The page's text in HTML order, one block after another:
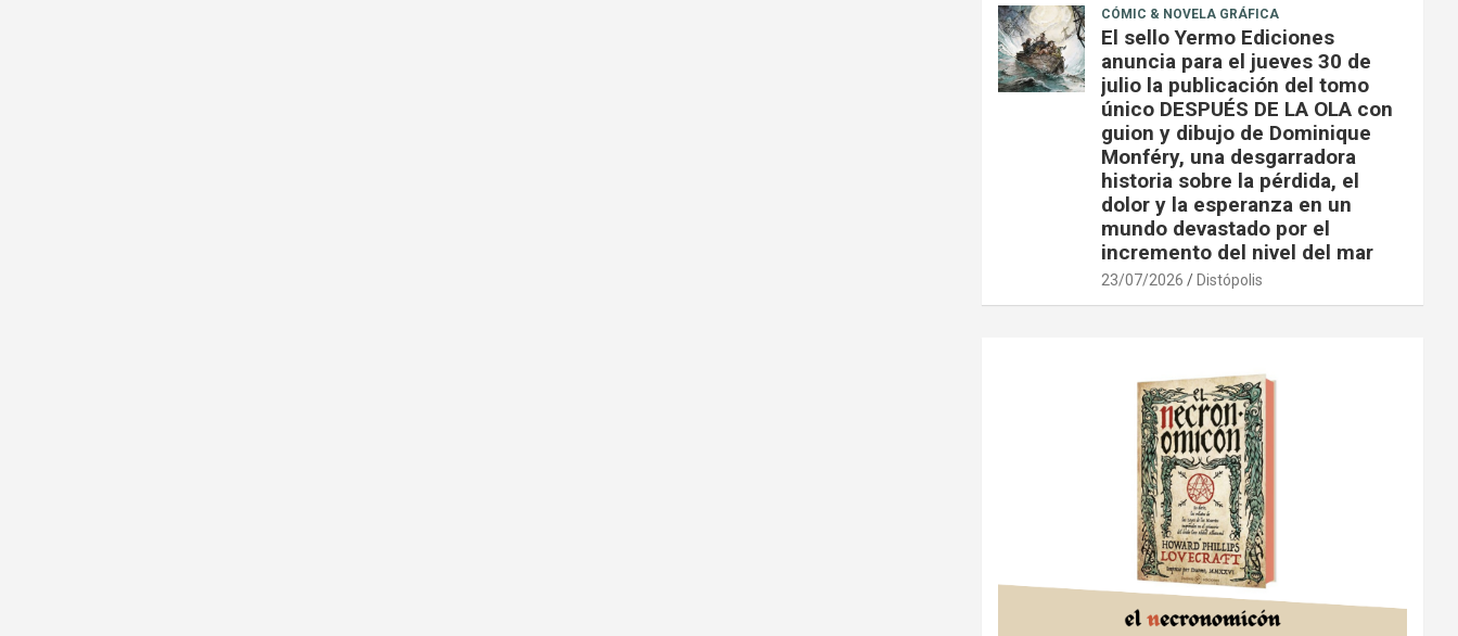
CÓMIC & NOVELA GRÁFICA
El sello Yermo Ediciones
anuncia para el jueves 30 de
julio la publicación del tomo
único DESPUÉS DE LA OLA con
guion y dibujo de Dominique
Monféry, una desgarradora
historia sobre la pérdida, el
dolor y la esperanza en un
mundo devastado por el
incremento del nivel del mar
23/07/2026 Distópolis